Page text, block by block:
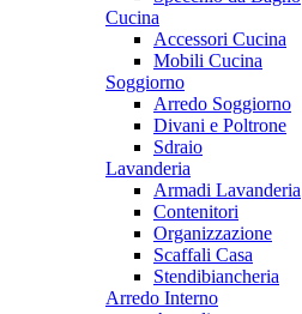
Cucina
Accessori Cucina
Mobili Cucina
Soggiorno
Arredo Soggiorno
Divani e Poltrone
Sdraio
Lavanderia
Armadi Lavanderia
Contenitori
Organizzazione
Scaffali Casa
Stendibiancheria
Arredo Interno